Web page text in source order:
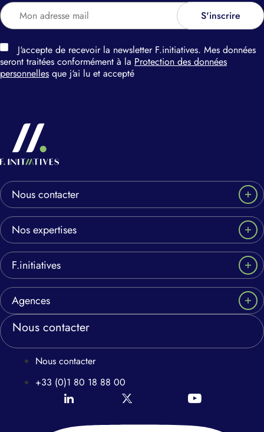
J‘accepte de recevoir la newsletter F.initiatives. Mes données
seront traitées conformément à la Protection des données
personnelles que j‘ai lu et accepté
Nous contacter
Nos expertises
F.initiatives
Agences
Nous contacter
Nous contacter
+33 (0)1 80 18 88 00